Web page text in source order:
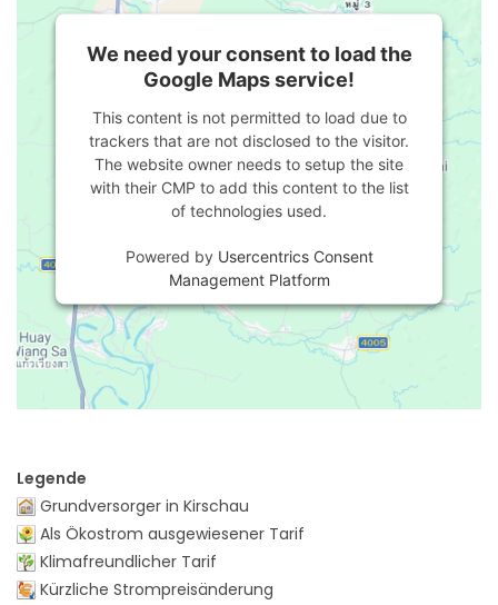
We need your consent to load the
Google Maps service!
This content is not permitted to load due to
trackers that are not disclosed to the visitor.
The website owner needs to setup the site
with their CMP to add this content to the list
of technologies used.
Powered by Usercentrics Consent
Management Platform
Legende
Grundversorger in Kirschau
Als Ökostrom ausgewiesener Tarif
Klimafreundlicher Tarif
Kürzliche Strompreisänderung